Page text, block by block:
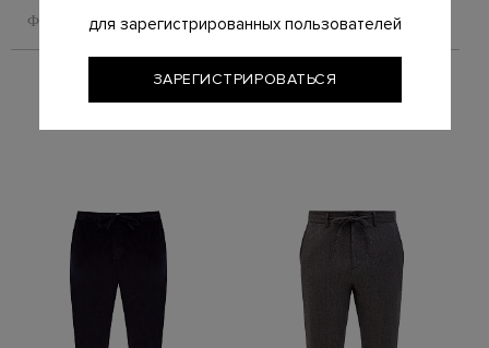
ФИЛЬТРОВАТЬ СОРТИРОВАТЬ
для зарегистрированных пользователей
ЗАРЕГИСТРИРОВАТЬСЯ